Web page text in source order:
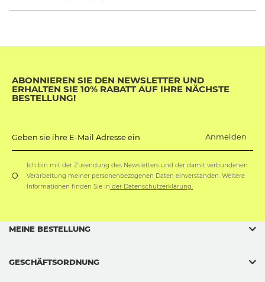
ABONNIEREN SIE DEN NEWSLETTER UND
ERHALTEN SIE 10% RABATT AUF IHRE NÄCHSTE
BESTELLUNG!
Geben sie ihre E-Mail Adresse ein Anmelden
Ich bin mit der Zusendung des Newsletters und der damit verbundenen
Verarbeitung meiner personenbezogenen Daten einverstanden. Weitere
Informationen finden Sie in der Datenschutzerklärung.
MEINE BESTELLUNG
GESCHÄFTSORDNUNG